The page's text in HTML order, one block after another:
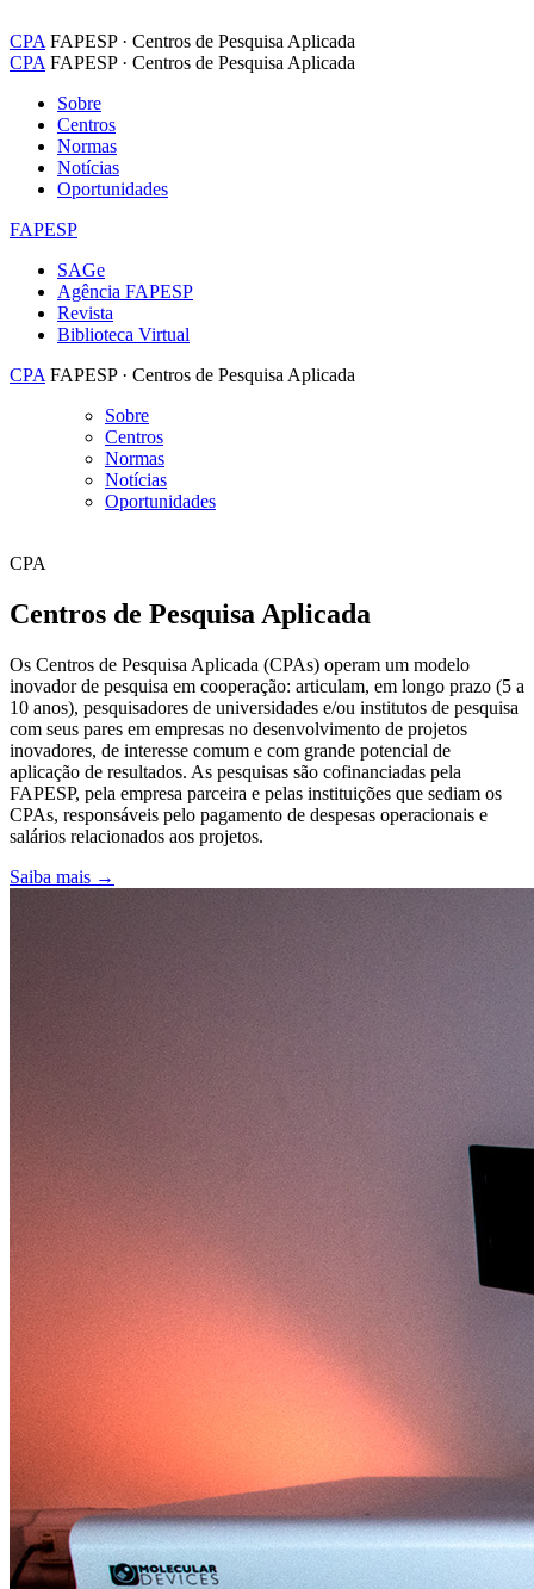
CPA FAPESP · Centros de Pesquisa Aplicada
CPA FAPESP · Centros de Pesquisa Aplicada
Sobre
Centros
Normas
Notícias
Oportunidades
FAPESP
SAGe
Agência FAPESP
Revista
Biblioteca Virtual
CPA FAPESP · Centros de Pesquisa Aplicada
Sobre
Centros
Normas
Notícias
Oportunidades
CPA
Centros de Pesquisa Aplicada
Os Centros de Pesquisa Aplicada (CPAs) operam um modelo
inovador de pesquisa em cooperação: articulam, em longo prazo (5 a
10 anos), pesquisadores de universidades e/ou institutos de pesquisa
com seus pares em empresas no desenvolvimento de projetos
inovadores, de interesse comum e com grande potencial de
aplicação de resultados. As pesquisas são cofinanciadas pela
FAPESP, pela empresa parceira e pelas instituições que sediam os
CPAs, responsáveis pelo pagamento de despesas operacionais e
salários relacionados aos projetos.
Saiba mais →